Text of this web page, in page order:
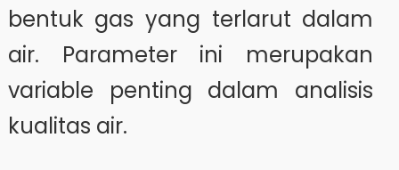
bentuk gas yang terlarut dalam
air. Parameter ini merupakan
variable penting dalam analisis
kualitas air.